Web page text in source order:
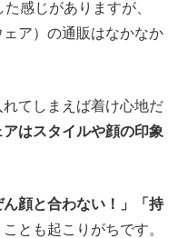
た感じがありますが、
ア）の通販はなかなか
てしまえば着け心地だ
アはスタイルや顔の印象
ん顔と合わない！」「持
ことも起こりがちです。